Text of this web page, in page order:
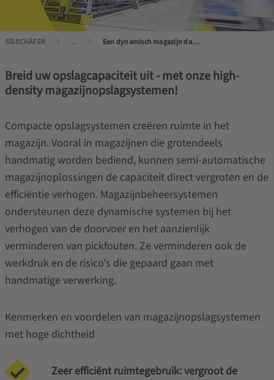
SSI SCHÄFER ... Een dynamisch magazijn dankzij semi-automatische opslag
Breid uw opslagcapaciteit uit - met onze high-
density magazijnopslagsystemen!
Compacte opslagsystemen creëren ruimte in het
magazijn. Vooral in magazijnen die grotendeels
handmatig worden bediend, kunnen semi-automatische
magazijnoplossingen de capaciteit direct vergroten en de
efficiëntie verhogen. Magazijnbeheersystemen
ondersteunen deze dynamische systemen bij het
verhogen van de doorvoer en het aanzienlijk
verminderen van pickfouten. Ze verminderen ook de
werkdruk en de risico's die gepaard gaan met
handmatige verwerking.
Kenmerken en voordelen van magazijnopslagsystemen
met hoge dichtheid
Zeer efficiënt ruimtegebruik: vergroot de